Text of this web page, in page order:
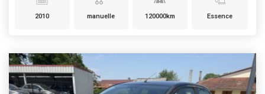
2010 manuelle 120000km Essence